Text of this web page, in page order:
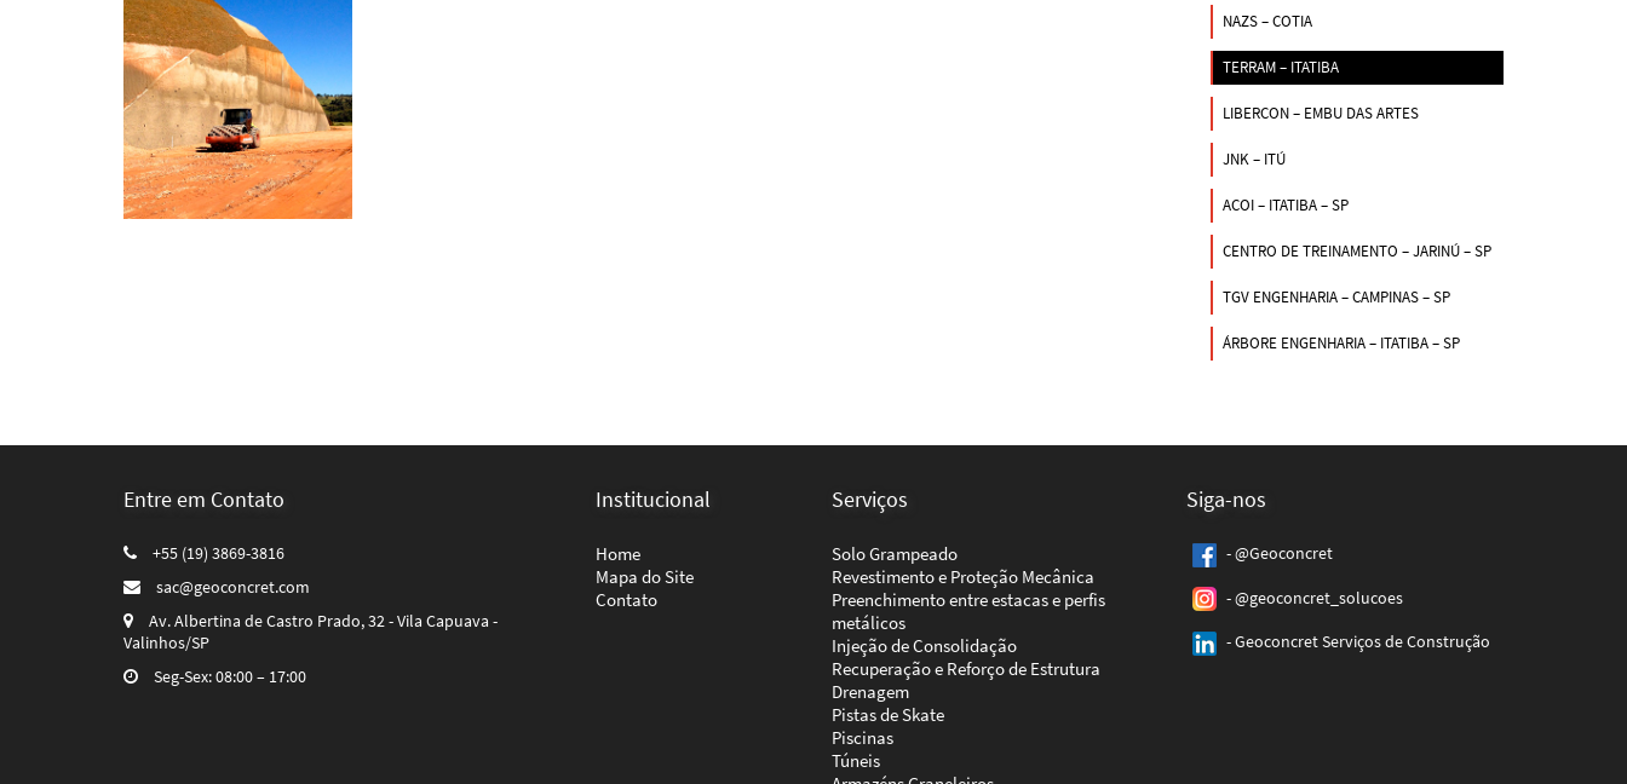
NAZS – COTIA
TERRAM – ITATIBA
LIBERCON – EMBU DAS ARTES
JNK – ITÚ
ACOI – ITATIBA – SP
CENTRO DE TREINAMENTO – JARINÚ – SP
TGV ENGENHARIA – CAMPINAS – SP
ÁRBORE ENGENHARIA – ITATIBA – SP
Entre em Contato
+55 (19) 3869-3816
sac@geoconcret.com
Av. Albertina de Castro Prado, 32 - Vila Capuava -
Valinhos/SP
Seg-Sex: 08:00 – 17:00
Institucional
Home
Mapa do Site
Contato
Serviços
Solo Grampeado
Revestimento e Proteção Mecânica
Preenchimento entre estacas e perfis
metálicos
Injeção de Consolidação
Recuperação e Reforço de Estrutura
Drenagem
Pistas de Skate
Piscinas
Túneis
Siga-nos
- @Geoconcret
- @geoconcret_solucoes
- Geoconcret Serviços de Construção